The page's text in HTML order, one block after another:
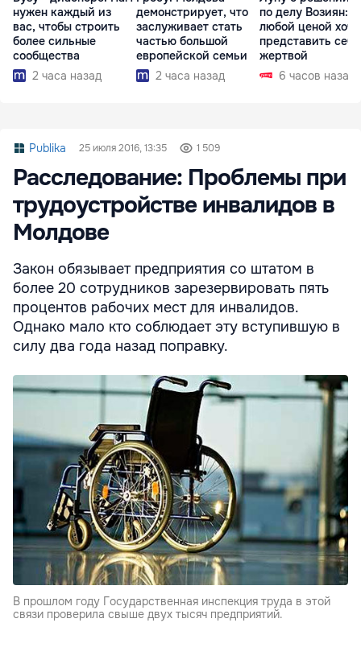
нужен каждый из
вас, чтобы строить
более сильные
сообщества
2 часа назад
демонстрирует, что
заслуживает стать
частью большой
европейской семьи
2 часа назад
по делу Возиян:
любой ценой
представить себя
жертвой
6 часов назад
Publika 25 июля 2016, 13:35 1 509
Расследование: Проблемы при
трудоустройстве инвалидов в
Молдове
Закон обязывает предприятия со штатом в
более 20 сотрудников зарезервировать пять
процентов рабочих мест для инвалидов.
Однако мало кто соблюдает эту вступившую в
силу два года назад поправку.
В прошлом году Государственная инспекция труда в этой
связи проверила свыше двух тысяч предприятий.